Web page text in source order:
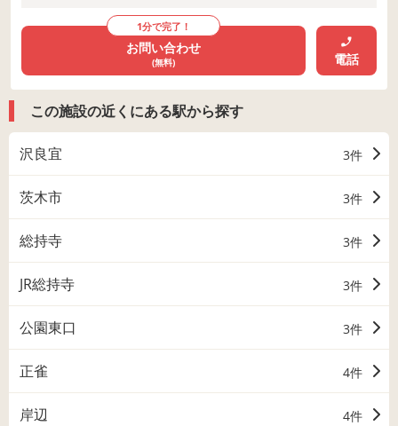
1分で完了！
お問い合わせ
(無料) 電話
この施設の近くにある駅から探す
沢良宜 3件
茨木市 3件
総持寺 3件
JR総持寺 3件
公園東口 3件
正雀 4件
岸辺 4件